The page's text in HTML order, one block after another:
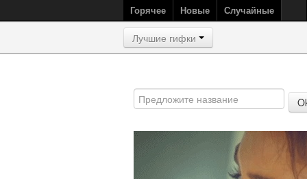
Горячее Новые Случайные
Лучшие гифки